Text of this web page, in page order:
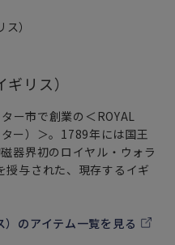
ています。
すめです。
ンコーヒーやホットミル
リス）
ー市で創業の＜ROYAL
ー）＞。1789年には国王
器界初のロイヤル・ウォラ
授与された、現存するイギ
のアイテム一覧を見る